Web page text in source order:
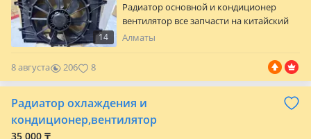
14
Радиатор основной и кондиционер
вентилятор все запчасти на китайский
сборка и казахстанский сборка машины
Алматы
8 августа 206 8
Радиатор охлаждения и
кондиционер,вентилятор
35 000 ₸